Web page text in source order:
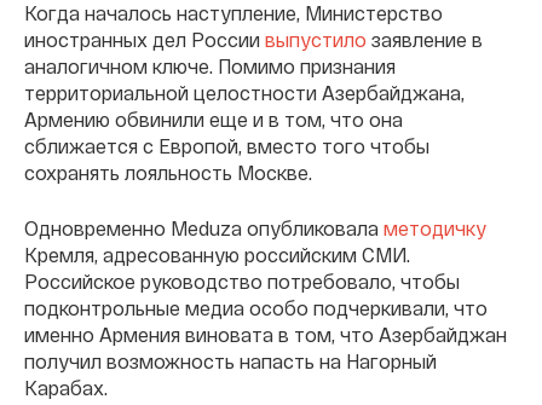
Когда началось наступление, Министерство
иностранных дел России выпустило заявление в
аналогичном ключе. Помимо признания
территориальной целостности Азербайджана,
Армению обвинили еще и в том, что она
сближается с Европой, вместо того чтобы
сохранять лояльность Москве.
Одновременно Meduza опубликовала методичку
Кремля, адресованную российским СМИ.
Российское руководство потребовало, чтобы
подконтрольные медиа особо подчеркивали, что
именно Армения виновата в том, что Азербайджан
получил возможность напасть на Нагорный
Карабах.